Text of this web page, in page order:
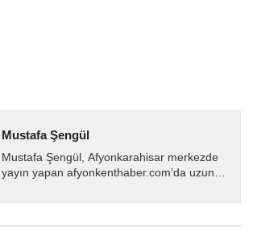
Mustafa Şengül
Mustafa Şengül, Afyonkarahisar merkezde
yayın yapan afyonkenthaber.com’da uzun
almakta, haber akışı...